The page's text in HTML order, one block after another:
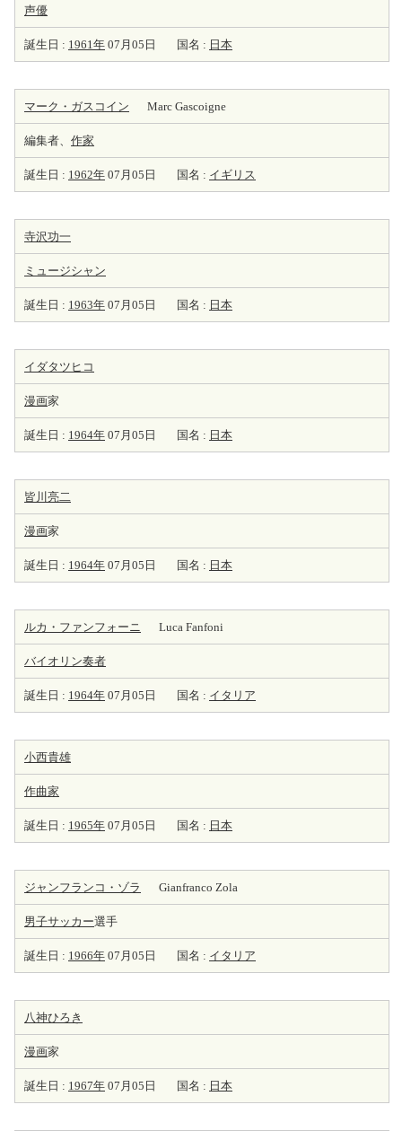
声優
誕生日 : 1961年 07月05日 国名 : 日本
マーク・ガスコイン Marc Gascoigne
編集者、 作家
誕生日 : 1962年 07月05日 国名 : イギリス
寺沢功一
ミュージシャン
誕生日 : 1963年 07月05日 国名 : 日本
イダタツヒコ
漫画家
誕生日 : 1964年 07月05日 国名 : 日本
皆川亮二
漫画家
誕生日 : 1964年 07月05日 国名 : 日本
ルカ・ファンフォーニ Luca Fanfoni
バイオリン奏者
誕生日 : 1964年 07月05日 国名 : イタリア
小西貴雄
作曲家
誕生日 : 1965年 07月05日 国名 : 日本
ジャンフランコ・ゾラ Gianfranco Zola
男子サッカー選手
誕生日 : 1966年 07月05日 国名 : イタリア
八神ひろき
漫画家
誕生日 : 1967年 07月05日 国名 : 日本